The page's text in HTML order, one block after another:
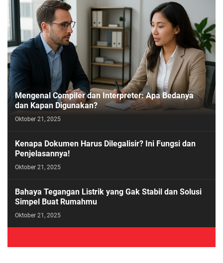
Mengenal Compiler dan Interpreter: Apa Bedanya
dan Kapan Digunakan?
Oktober 21, 2025
Kenapa Dokumen Harus Dilegalisir? Ini Fungsi dan
Penjelasannya!
Oktober 21, 2025
Bahaya Tegangan Listrik yang Gak Stabil dan Solusi
Simpel Buat Rumahmu
Oktober 21, 2025